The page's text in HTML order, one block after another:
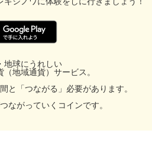
地球にうれしい
地域通貨）サービス。
と「つながる」必要があります。
ながっていくコインです。